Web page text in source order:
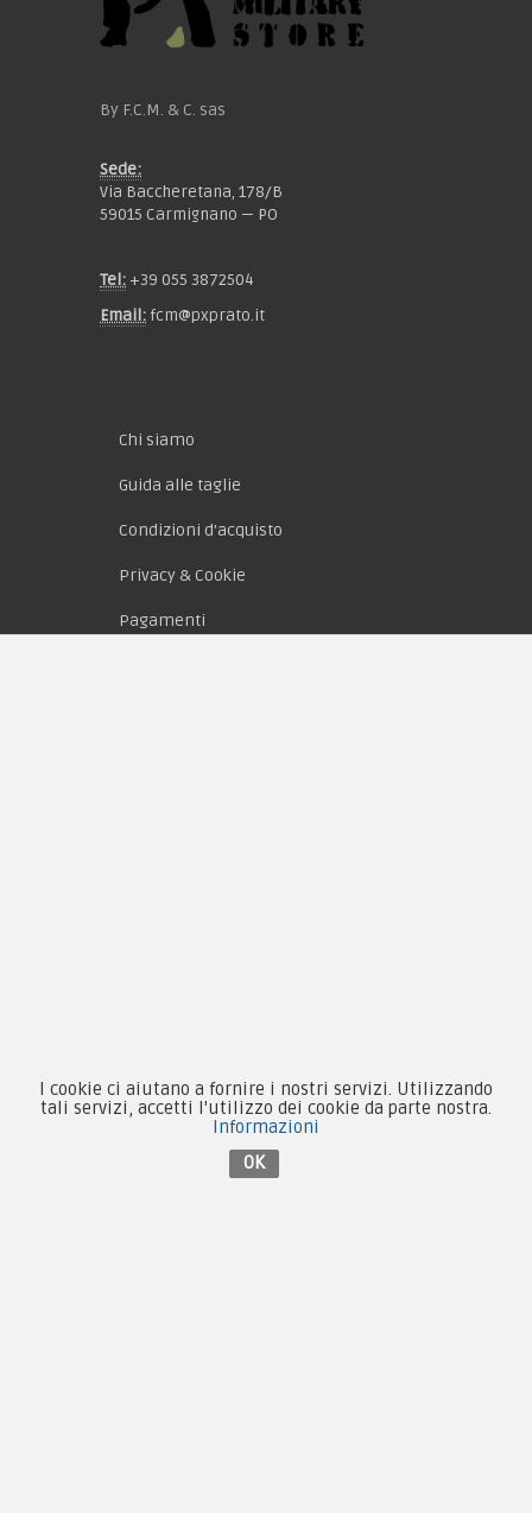
By F.C.M. & C. sas
Sede:
Via Baccheretana, 178/B
59015 Carmignano — PO
Tel: +39 055 3872504
Email: fcm@pxprato.it
Chi siamo
Guida alle taglie
Condizioni d'acquisto
Privacy & Cookie
Pagamenti
I cookie ci aiutano a fornire i nostri servizi. Utilizzando
tali servizi, accetti l'utilizzo dei cookie da parte nostra.
Informazioni
OK